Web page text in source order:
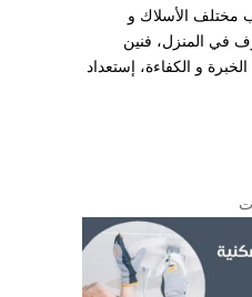
مختلف الأسلاك و
في المنزل، فنين
و الكفاءة، إستعداد